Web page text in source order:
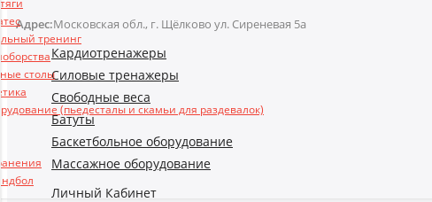
тренинг
столы
(пьедесталы и скамьи для раздевалок)
Адрес:Московская обл., г. Щёлково ул. Сиреневая 5а
Кардиотренажеры
Силовые тренажеры
Свободные веса
Батуты
Баскетбольное оборудование
Массажное оборудование
Личный Кабинет